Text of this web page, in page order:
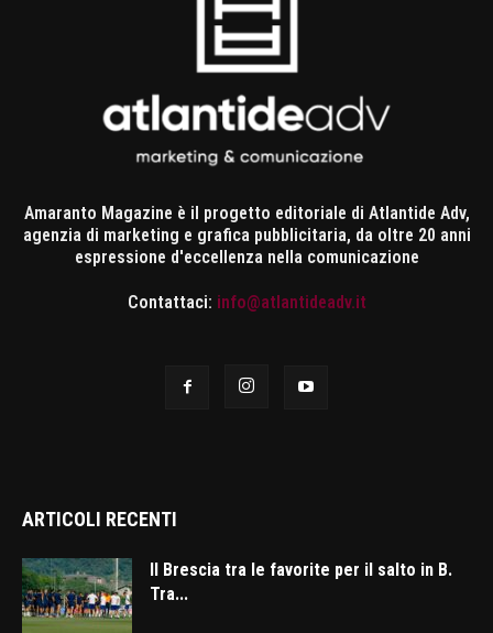
Amaranto Magazine è il progetto editoriale di Atlantide Adv,
agenzia di marketing e grafica pubblicitaria, da oltre 20 anni
espressione d'eccellenza nella comunicazione
Contattaci: info@atlantideadv.it
ARTICOLI RECENTI
Il Brescia tra le favorite per il salto in B.
Tra...